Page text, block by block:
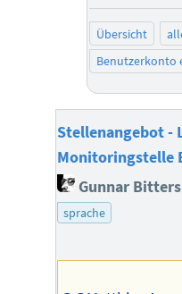
Übersicht
Benutzerkonto
Stellenangebot -
Monitoringstelle
Gunnar
sprache